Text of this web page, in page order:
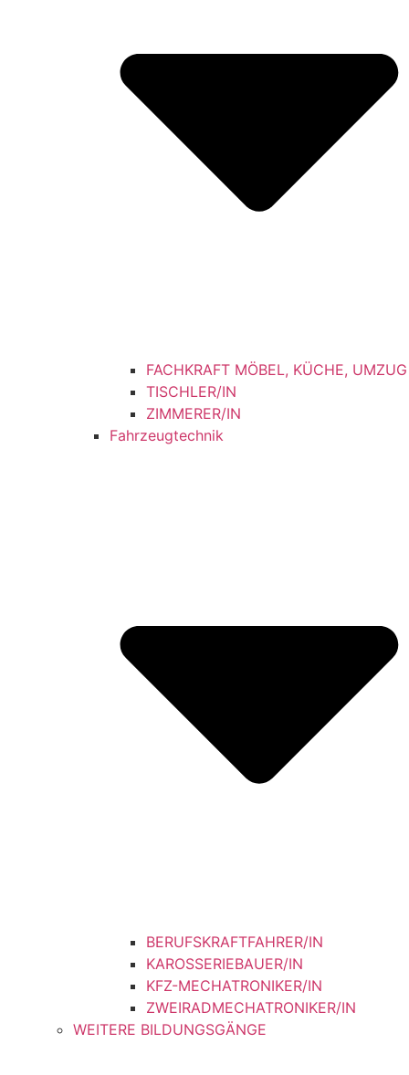
FACHKRAFT MÖBEL, KÜCHE, UMZUG
TISCHLER/IN
ZIMMERER/IN
Fahrzeugtechnik
BERUFSKRAFTFAHRER/IN
KAROSSERIEBAUER/IN
KFZ-MECHATRONIKER/IN
ZWEIRADMECHATRONIKER/IN
WEITERE BILDUNGSGÄNGE